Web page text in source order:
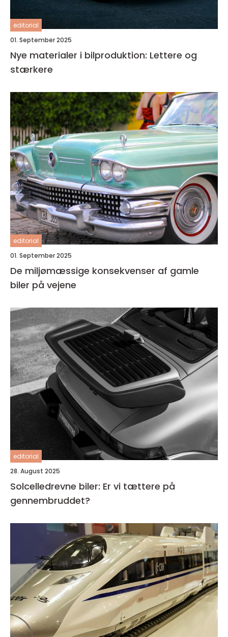
editorial
01. September 2025
Nye materialer i bilproduktion: Lettere og
stærkere
editorial
01. September 2025
De miljømæssige konsekvenser af gamle
biler på vejene
editorial
28. August 2025
Solcelledrevne biler: Er vi tættere på
gennembruddet?